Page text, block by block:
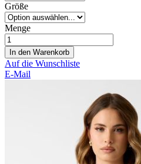
Größe
Menge
In den Warenkorb
Auf die Wunschliste
E-Mail